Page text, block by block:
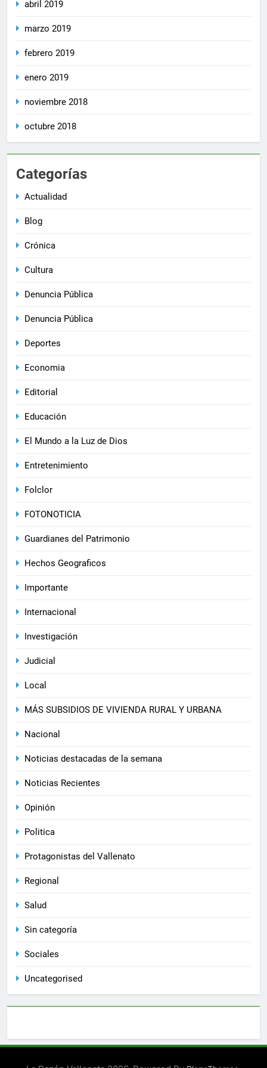
abril 2019
marzo 2019
febrero 2019
enero 2019
noviembre 2018
octubre 2018
Categorías
Actualidad
Blog
Crónica
Cultura
Denuncia Pública
Denuncia Pública
Deportes
Economia
Editorial
Educación
El Mundo a la Luz de Dios
Entretenimiento
Folclor
FOTONOTICIA
Guardianes del Patrimonio
Hechos Geograficos
Importante
Internacional
Investigación
Judicial
Local
MÁS SUBSIDIOS DE VIVIENDA RURAL Y URBANA
Nacional
Noticias destacadas de la semana
Noticias Recientes
Opinión
Politica
Protagonistas del Vallenato
Regional
Salud
Sin categoría
Sociales
Uncategorised